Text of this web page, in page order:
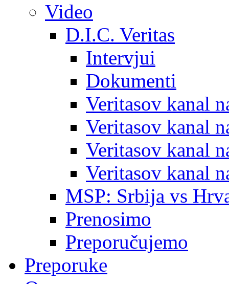
Video
D.I.C. Veritas
Intervjui
Dokumenti
Veritasov kanal
Veritasov kanal
Veritasov kanal
Veritasov kanal
MSP: Srbija vs
Prenosimo
Preporučujemo
Preporuke